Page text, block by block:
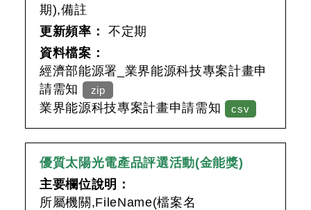
期),備註
更新頻率：
不定期
資料檔案：
經濟部能源署_業界能源科技專案計畫申
請需知
zip
業界能源科技專案計畫申請需知 csv
優質太陽光電產品評選活動(金能獎)
主要欄位說明：
所屬機關,FileName(檔案名